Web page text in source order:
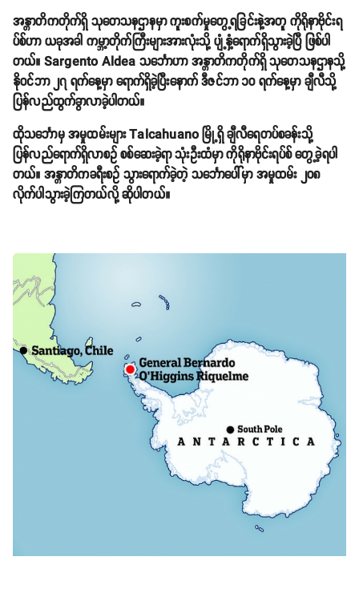
အန္တာတိကတိုက်ရှိ သုတေသနဌာနမှာ ကူးစက်မှုတွေ့ရခြင်းနဲ့အတူ ကိုရိုနာဗိုင်းရ
ပ်စ်ဟာ ယခုအခါ ကမ္ဘာ့တိုက်ကြီးများအားလုံးသို့ ပျံ့နှံ့ရောက်ရှိသွားခဲ့ပြီ ဖြစ်ပါ
တယ်။ Sargento Aldea သင်္ဘောဟာ အန္တာတိကတိုက်ရှိ သုတေသနဌာနသို့
နိုဝင်ဘာ ၂၇ ရက်နေ့မှာ ရောက်ရှိခဲ့ပြီးနောက် ဒီဇင်ဘာ ၁၀ ရက်နေ့မှာ ချီလီသို့
ပြန်လည်ထွက်ခွာလာခဲ့ပါတယ်။
ထိုသင်္ဘောမှ အမှုထမ်းများ Talcahuano မြို့ရှိ ချီလီရေတပ်စခန်းသို့
ပြန်လည်ရောက်ရှိလာစဥ် စစ်ဆေးခဲ့ရာ သုံးဦးထံမှာ ကိုရိုနာဗိုင်းရပ်စ် တွေ့ခဲ့ရပါ
တယ်။ အန္တာတိကခရီးစဥ် သွားရောက်ခဲ့တဲ့ သင်္ဘောပေါ်မှာ အမှုထမ်း ၂၀၈
လိုက်ပါသွားခဲ့ကြတယ်လို့ ဆိုပါတယ်။